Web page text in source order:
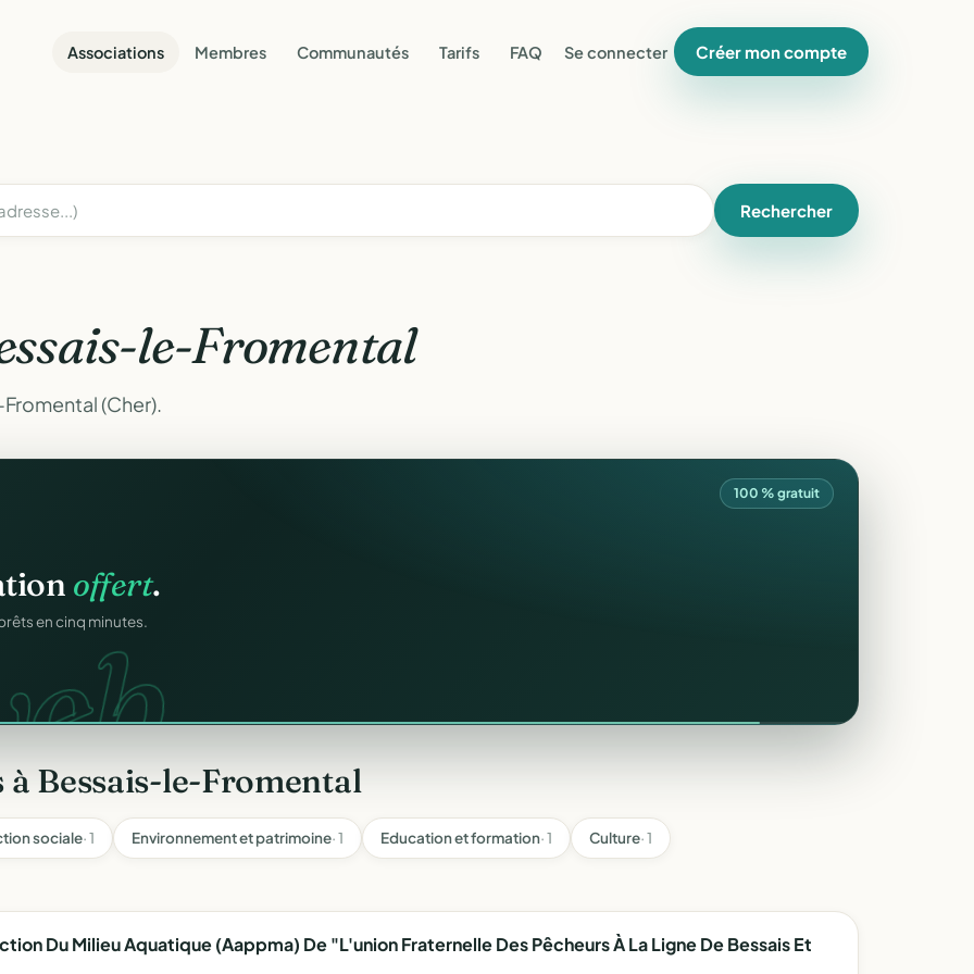
Associations Membres Communautés Tarifs FAQ Se connecter Créer mon compte
Rechercher
le-Fromental
(Cher).
100 % gratuit
offert.
en cinq minutes.
.
pour chaque
Bessais-le-Fromental
sociale· 1 Environnement et patrimoine· 1 Education et formation· 1 Culture· 1
Du Milieu Aquatique (Aappma) De "L'union Fraternelle Des Pêcheurs À La Ligne De Bessais Et